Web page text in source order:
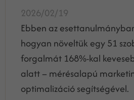
2026/02/19
Ebben az
hogyan növeltük egy 51
forgalmát 168%-kal
alatt – mérésalapú
optimalizáció segítségével.